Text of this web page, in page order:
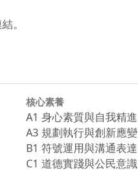
核心素養
A1 身心素質與自我精進
A3 規劃執行與創新應變
B1 符號運用與溝通表達
C1 道德實踐與公民意識